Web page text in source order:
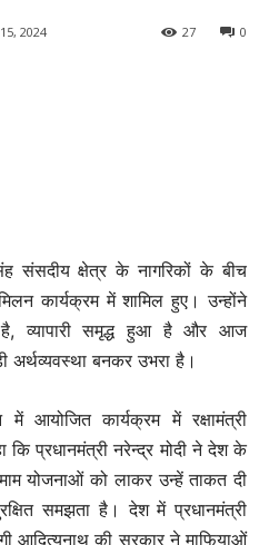
2024 0
27
संसदीय क्षेत्र के नागरिकों के बीच
कार्यक्रम में शामिल हुए। उन्होंने
व्यापारी समृद्ध हुआ है और आज
अर्थव्यवस्था बनकर उभरा है।
आयोजित कार्यक्रम में रक्षामंत्री
कि प्रधानमंत्री नरेन्द्र मोदी ने देश के
तमाम योजनाओं को लाकर उन्हें ताकत दी
समझता है। देश में प्रधानमंत्री
आदित्यनाथ की सरकार ने माफियाओं